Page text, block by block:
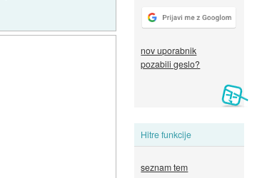
nov uporabnik
pozabili geslo?
Hitre funkcije
seznam tem